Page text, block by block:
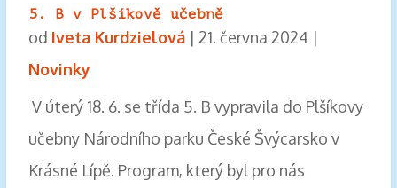
5. B v Plšíkově učebně
od Iveta Kurdzielová| 21. června 2024 |
Novinky
V úterý 18. 6. se třída 5. B vypravila do Plšíkovy
učebny Národního parku České Švýcarsko v
Krásné Lípě. Program, který byl pro nás